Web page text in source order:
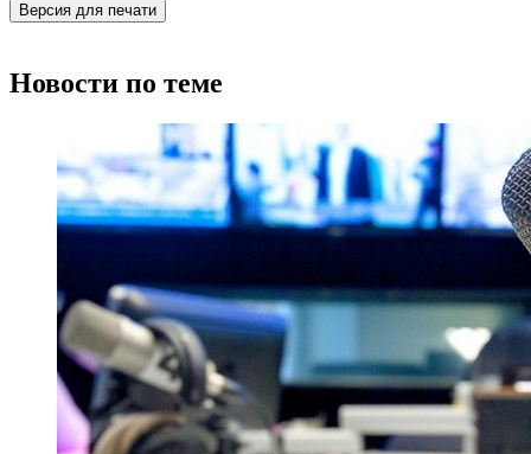
Версия для печати
Новости по теме